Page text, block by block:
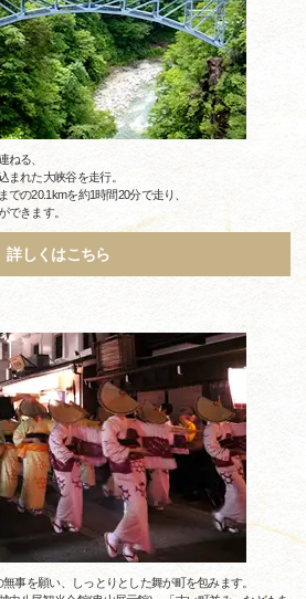
ねる、
まれた大峡谷を走行。
の20.1kmを約1時間20分で走り、
できます。
詳しくはこちら
事を願い、しっとりとした舞が町を包みます。